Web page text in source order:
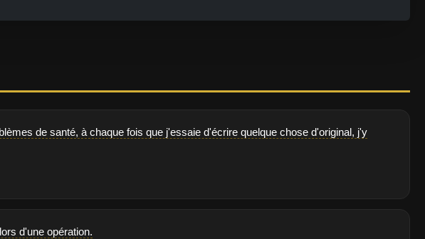
de santé, à chaque fois que j'essaie d'écrire quelque chose d'original, j'y
d'une opération.